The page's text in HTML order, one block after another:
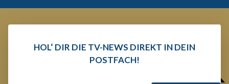
HOL‘ DIR DIE TV-NEWS DIREKT IN DEIN
POSTFACH!